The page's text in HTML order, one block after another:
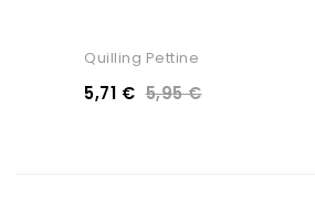
Quilling Pettine
5,71 € 5,95 €